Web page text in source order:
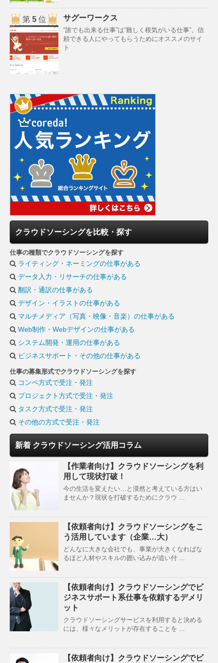
第 5位 サグーワークス
“誰でも出来る仕事”は“難しく根気がいる仕事”。信
頼できる人にやってもらうためにオススメのサイ
ト
クラウドソーシングを比較・探す
仕事の種類でクラウドソーシングを探す
ライティング・ネーミングの仕事がある
データ入力・リサーチの仕事がある
翻訳・通訳の仕事がある
デザイン・イラストの仕事がある
マルチメディア（写真・映像・音楽）の仕事がある
Web制作・Webデザインの仕事がある
システム開発・運用の仕事がある
ビジネスサポート・その他の仕事がある
仕事の募集形式でクラウドソーシングを探す
コンペ方式で受注・発注
プロジェクト方式で受注・発注
タスク方式で受注・発注
その他の方式で受注・発注
新着 クラウドソーシング活用コラム
【作業者向け】クラウドソーシングを利
用して現状打破！
今の生活を変えたい…と漠然と考えている方はい
ませんか？現状を打破するためにクラウ ...
【依頼者向け】クラウドソーシングをこ
う活用しています（企業…大）
どんなに大きな会社でも、事業が大きくなればな
るほど人材やスキルの囲い込みが追い付 ...
【依頼者向け】クラウドソーシングでビ
ジネスサポート系仕事を依頼するデメリ
ット
クラウドソーシングサービスを利用すると決める
には、様々なメリットが存在することを ...
【依頼者向け】クラウドソーシングでビ